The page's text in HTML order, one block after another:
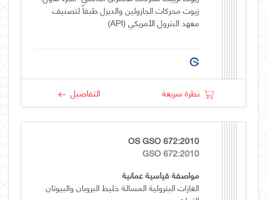
زيوت محركات الجازولين والديزل طبقاً لتصنيف
معهد البترول الأمريكي (API)
نظرة سريعة التفاصيل
OS GSO 672:2010
GSO 672:2010
مواصفة قياسية عمانية
الغازات البترولية المسالة خليط البروبان والبيوتان